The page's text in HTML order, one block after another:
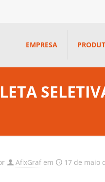
EMPRESA
AfixGraf em 17 de maio